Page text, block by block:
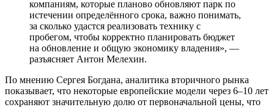
компаниям, которые планово обновляют парк по
истечении определённого срока, важно понимать,
за сколько удастся реализовать технику с
пробегом, чтобы корректно планировать бюджет
на обновление и общую экономику владения», ―
разъясняет Антон Мелехин.
По мнению Сергея Богдана, аналитика вторичного рынка
показывает, что некоторые европейские модели через 6–10 лет
сохраняют значительную долю от первоначальной цены, что